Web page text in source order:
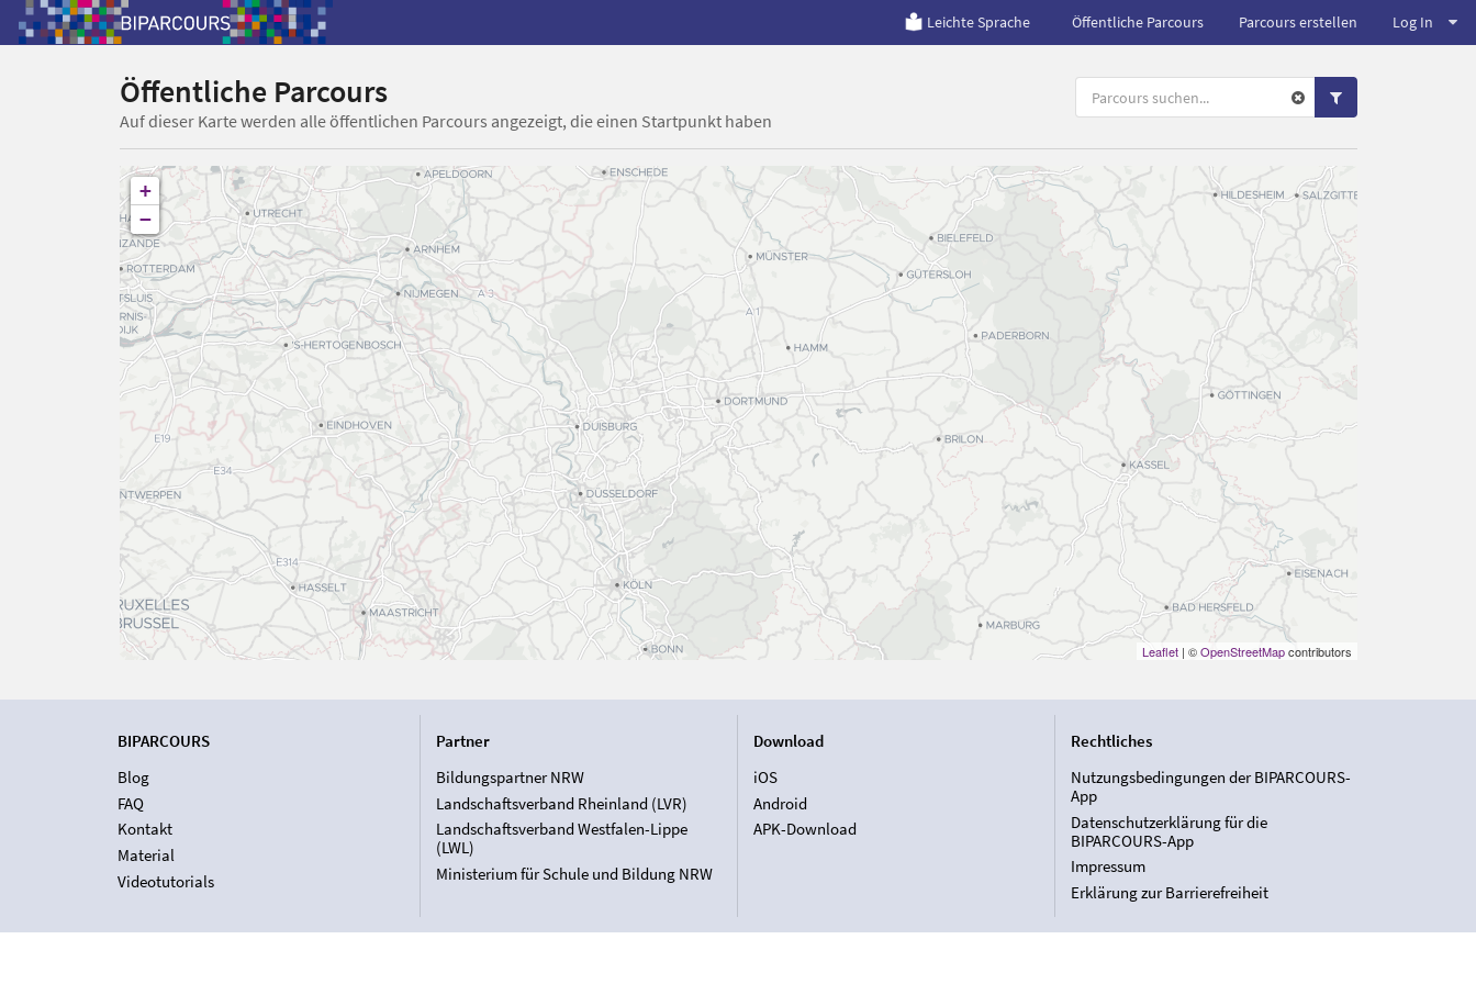
Leichte Sprache Öffentliche Parcours Parcours erstellen Log In
Öffentliche Parcours
Auf dieser Karte werden alle öffentlichen Parcours angezeigt, die einen Startpunkt haben
+
−
Leaflet| ©OpenStreetMapcontributors
BIPARCOURS
Blog
FAQ
Kontakt
Material
Videotutorials
Partner
Bildungspartner NRW
Landschaftsverband Rheinland (LVR)
Landschaftsverband Westfalen-Lippe
(LWL)
Ministerium für Schule und Bildung NRW
Download
iOS
Android
APK-Download
Rechtliches
Nutzungsbedingungen der BIPARCOURS-
App
Datenschutzerklärung für die
BIPARCOURS-App
Impressum
Erklärung zur Barrierefreiheit